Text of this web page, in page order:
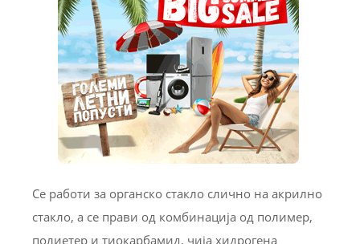
Се работи за органско стакло слично на акрилно
стакло, а се прави од комбинација од полимер,
полиетер и тиокарбамид, чија хидрогена